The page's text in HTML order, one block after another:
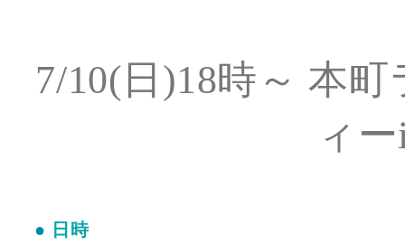
7/10(日)18時～ 本
ィ
日時